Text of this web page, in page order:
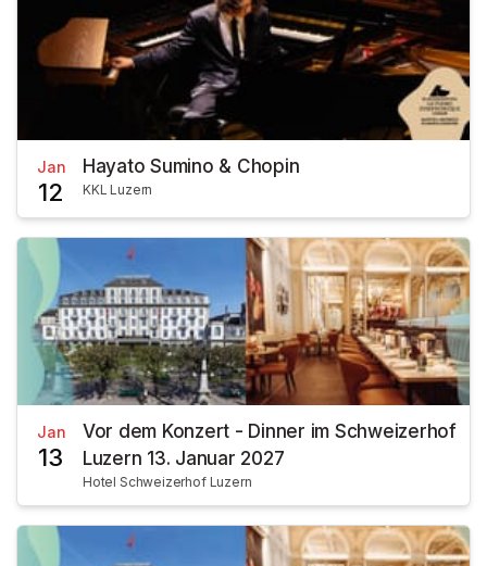
Jan
12
Hayato Sumino & Chopin
KKL Luzern
Jan
13
Vor dem Konzert - Dinner im Schweizerhof
Luzern 13. Januar 2027
Hotel Schweizerhof Luzern